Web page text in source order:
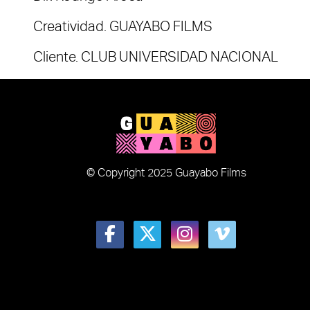
Creatividad. GUAYABO FILMS
Cliente. CLUB UNIVERSIDAD NACIONAL
© Copyright 2025 Guayabo Films